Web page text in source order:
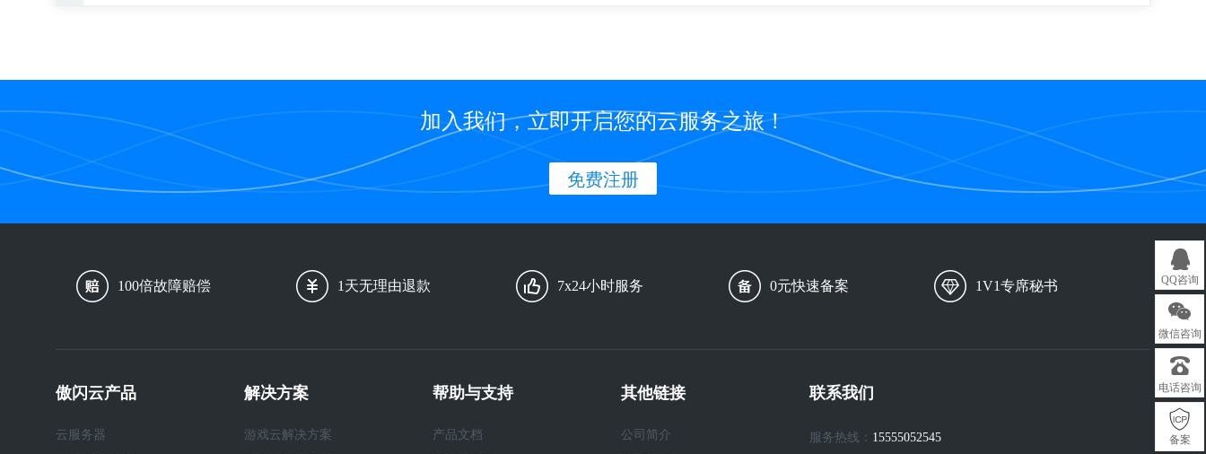
加入我们，立即开启您的云服务之旅！
免费注册
100倍故障赔偿 1天无理由退款 7x24小时服务 0元快速备案 1V1专席秘书
傲闪云产品
云服务器
解决方案
游戏云解决方案
帮助与支持
产品文档
其他链接
公司简介
联系我们
服务热线： 15555052545
QQ咨询
微信咨询
电话咨询
备案